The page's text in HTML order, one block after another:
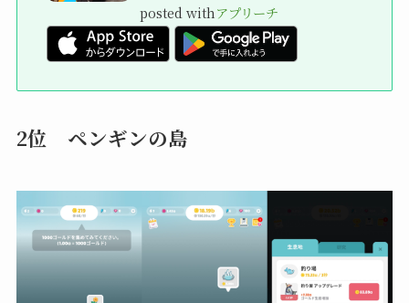
posted withアプリーチ
2位 ペンギンの島